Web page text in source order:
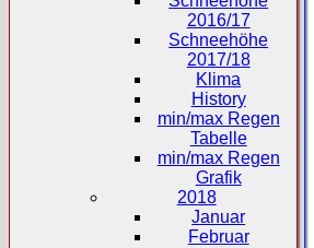
2016/17
Schneehöhe
2017/18
Klima
History
min/max Regen
Tabelle
min/max Regen
Grafik
2018
Januar
Februar